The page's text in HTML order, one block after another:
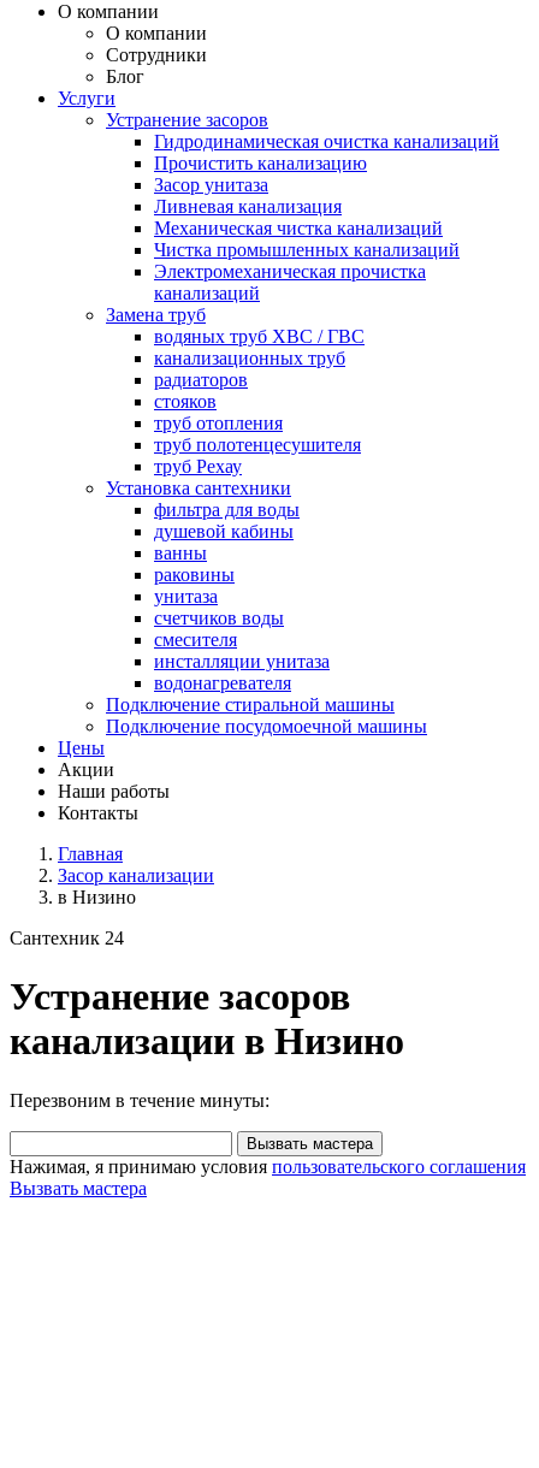
О компании
О компании
Сотрудники
Блог
Услуги
Устранение засоров
Гидродинамическая очистка канализаций
Прочистить канализацию
Засор унитаза
Ливневая канализация
Механическая чистка канализаций
Чистка промышленных канализаций
Электромеханическая прочистка
канализаций
Замена труб
водяных труб ХВС / ГВС
канализационных труб
радиаторов
стояков
труб отопления
труб полотенцесушителя
труб Рехау
Установка сантехники
фильтра для воды
душевой кабины
ванны
раковины
унитаза
счетчиков воды
смесителя
инсталляции унитаза
водонагревателя
Подключение стиральной машины
Подключение посудомоечной машины
Цены
Акции
Наши работы
Контакты
Главная
Засор канализации
в Низино
Сантехник 24
Устранение засоров
канализации в Низино
Перезвоним в течение минуты:
Вызвать мастера
Нажимая, я принимаю условия пользовательского соглашения
Вызвать мастера